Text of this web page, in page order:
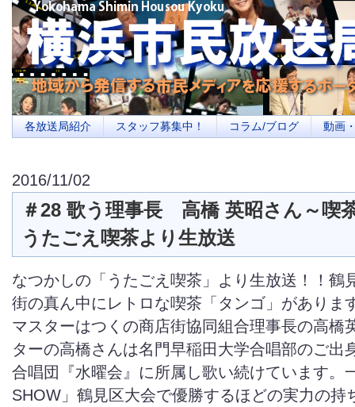
横浜の地域メディア、地域・市民・放送局・メディアを応援するポータルサ
を目指します
各放送局紹介 スタッフ募集中！ コラム/ブログ 動画
2016/11/02
＃28 歌う理事長 高橋 英昭さん～喫
うたごえ喫茶より生放送
なつかしの「うたごえ喫茶」より生放送！！鶴
街の真ん中にレトロな喫茶「タンゴ」がありま
マスターはつくの商店街協同組合理事長の高橋
ターの高橋さんは名門早稲田大学合唱部のご出
合唱団『水曜会』に所属し歌い続けています。
SHOW」鶴見区大会で優勝するほどの実力の持